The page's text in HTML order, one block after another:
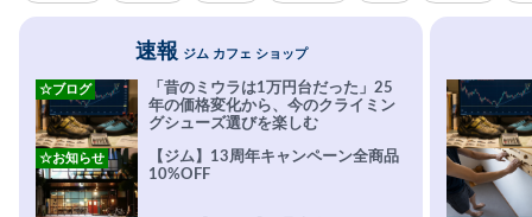
速報 ジム カフェ ショップ
「昔のミウラは1万円台だった」25
年の価格変化から、今のクライミン
グシューズ選びを楽しむ
☆ブログ
【ジム】13周年キャンペーン全商品
10%OFF
☆お知らせ